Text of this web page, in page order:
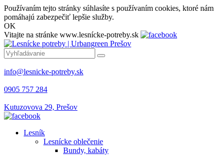
Používaním tejto stránky súhlasíte s používaním cookies, ktoré nám
pomáhajú zabezpečiť lepšie služby.
OK
Vitajte na stránke www.lesnícke-potreby.sk
info@lesnicke-potreby.sk
0905 757 284
Kutuzovova 29, Prešov
Lesník
Lesnícke oblečenie
Bundy, kabáty